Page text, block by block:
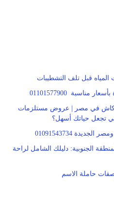
المياه قبل تلف التشطيبات
01101577900
في مصر | عروض مستلزمات
تجعل حياتك أسهل؟
01091543734
الجنوبية: دليلك الشامل لراحة
حاملة الاسم